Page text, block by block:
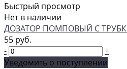
Быстрый просмотр
Нет в наличии
ДОЗАТОР ПОМПОВЫЙ С
55 руб.
-
+
Уведомить о поступлении